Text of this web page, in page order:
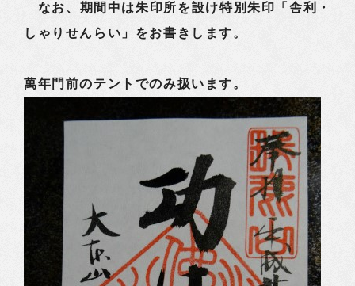
なお、期間中は朱印所を設け特別朱印「舎利・
しゃりせんらい」をお書きします。
萬年門前のテントでのみ扱います。